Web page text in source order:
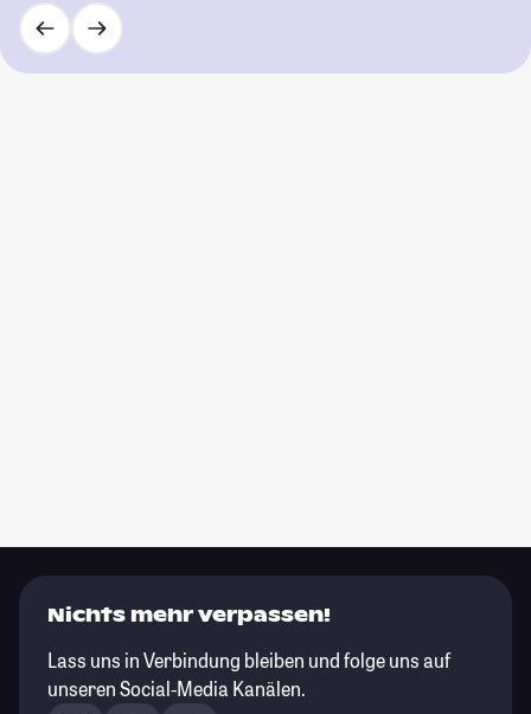
Nichts mehr verpassen!
Lass uns in Verbindung bleiben und folge uns auf
unseren Social-Media Kanälen.